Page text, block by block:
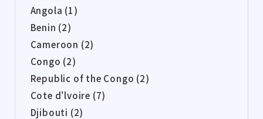
Angola (1)
Benin (2)
Cameroon (2)
Congo (2)
Republic of the Congo (2)
Cote d'lvoire (7)
Djibouti (2)